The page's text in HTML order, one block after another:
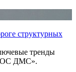
структурных
тренды
ДМС».